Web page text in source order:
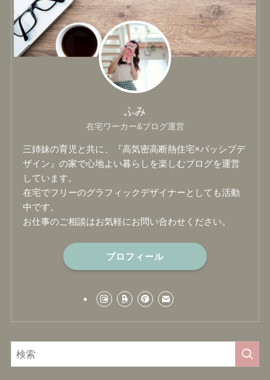
ふみ
在宅ワーカー&ブログ運営
三姉妹の育児と共に、『高気密高断熱住宅×パッシブデ
ザイン』の家で心地よい暮らしを楽しむブログを運営
しています。
在宅でフリーのグラフィックデザイナーとしても活動
中です。
お仕事のご相談はお気軽にお問い合わせください。
プロフィール